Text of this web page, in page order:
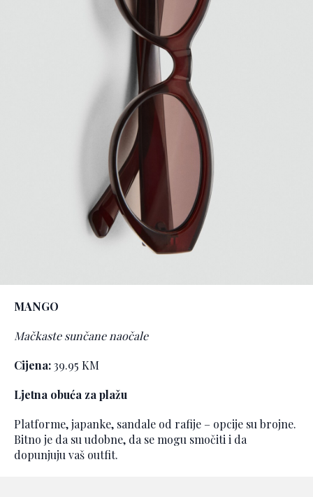
MANGO
Mačkaste sunčane naočale
Cijena:39.95 KM
Ljetna obuća za plažu
Platforme, japanke, sandale od rafije – opcije su brojne.
Bitno je da su udobne, da se mogu smočiti i da
dopunjuju vaš outfit.